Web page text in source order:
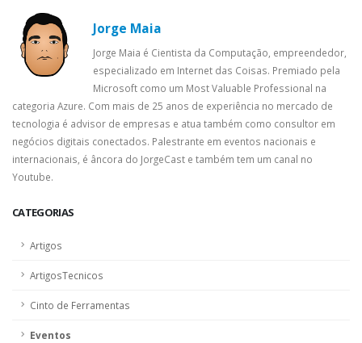
CATEGORIAS
Artigos
ArtigosTecnicos
Cinto de Ferramentas
Eventos
Jorge Maia
Jorge Maia é Cientista da Computação, empreendedor,
especializado em Internet das Coisas. Premiado pela
Microsoft como um Most Valuable Professional na
categoria Azure. Com mais de 25 anos de experiência no mercado de
tecnologia é advisor de empresas e atua também como consultor em
negócios digitais conectados. Palestrante em eventos nacionais e
internacionais, é âncora do JorgeCast e também tem um canal no
Youtube.